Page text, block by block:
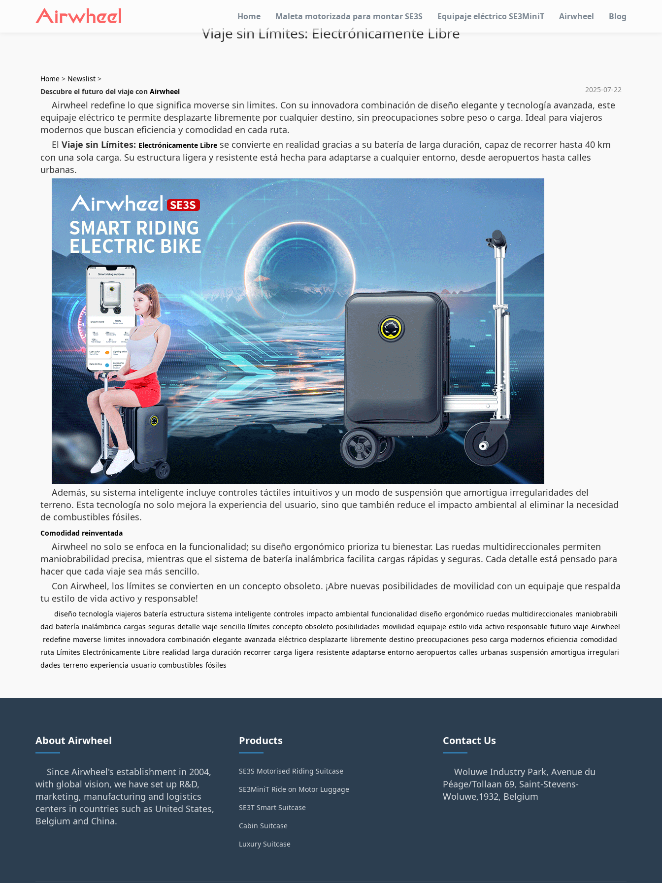
Home Maleta motorizada para montar SE3S Equipaje eléctrico SE3MiniT Airwheel Blog
Viaje sin Límites: Electrónicamente Libre
Home > Newslist >
2025-07-22
Descubre el futuro del viaje con Airwheel
Airwheel redefine lo que significa moverse sin limites. Con su innovadora combinación de diseño elegante y tecnología avanzada, este
equipaje eléctrico te permite desplazarte libremente por cualquier destino, sin preocupaciones sobre peso o carga. Ideal para viajeros
modernos que buscan eficiencia y comodidad en cada ruta.
El Viaje sin Límites: Electrónicamente Libre se convierte en realidad gracias a su batería de larga duración, capaz de recorrer hasta 40 km
con una sola carga. Su estructura ligera y resistente está hecha para adaptarse a cualquier entorno, desde aeropuertos hasta calles
urbanas.
Además, su sistema inteligente incluye controles táctiles intuitivos y un modo de suspensión que amortigua irregularidades del
terreno. Esta tecnología no solo mejora la experiencia del usuario, sino que también reduce el impacto ambiental al eliminar la necesidad
de combustibles fósiles.
Comodidad reinventada
Airwheel no solo se enfoca en la funcionalidad; su diseño ergonómico prioriza tu bienestar. Las ruedas multidireccionales permiten
maniobrabilidad precisa, mientras que el sistema de batería inalámbrica facilita cargas rápidas y seguras. Cada detalle está pensado para
hacer que cada viaje sea más sencillo.
Con Airwheel, los límites se convierten en un concepto obsoleto. ¡Abre nuevas posibilidades de movilidad con un equipaje que respalda
tu estilo de vida activo y responsable!
diseño tecnología viajeros batería estructura sistema inteligente controles impacto ambiental funcionalidad diseño ergonómico ruedas multidireccionales maniobrabili
dad batería inalámbrica cargas seguras detalle viaje sencillo límites concepto obsoleto posibilidades movilidad equipaje estilo vida activo responsable futuro viaje Airwheel
redefine moverse limites innovadora combinación elegante avanzada eléctrico desplazarte libremente destino preocupaciones peso carga modernos eficiencia comodidad
ruta Límites Electrónicamente Libre realidad larga duración recorrer carga ligera resistente adaptarse entorno aeropuertos calles urbanas suspensión amortigua irregulari
dades terreno experiencia usuario combustibles fósiles
About Airwheel
Since Airwheel's establishment in 2004,
with global vision, we have set up R&D,
marketing, manufacturing and logistics
centers in countries such as United States,
Belgium and China.
Products
SE3S Motorised Riding Suitcase
SE3MiniT Ride on Motor Luggage
SE3T Smart Suitcase
Cabin Suitcase
Luxury Suitcase
Contact Us
Woluwe Industry Park, Avenue du
Péage/Tollaan 69, Saint-Stevens-
Woluwe,1932, Belgium